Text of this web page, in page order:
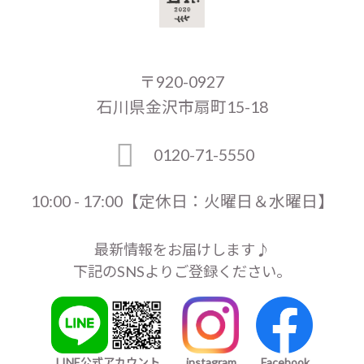
〒920-0927
石川県金沢市扇町15-18
0120-71-5550
10:00 - 17:00【定休日：火曜日＆水曜日】
最新情報をお届けします♪
下記のSNSよりご登録ください。